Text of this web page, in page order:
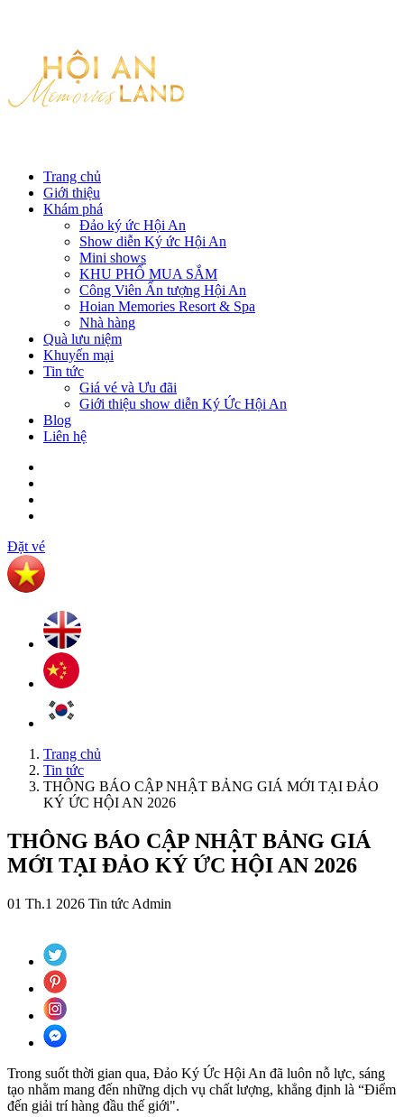
Trang chủ
Giới thiệu
Khám phá
Đảo ký ức Hội An
Show diễn Ký ức Hội An
Mini shows
KHU PHỐ MUA SẮM
Công Viên Ấn tượng Hội An
Hoian Memories Resort & Spa
Nhà hàng
Quà lưu niệm
Khuyến mại
Tin tức
Giá vé và Ưu đãi
Giới thiệu show diễn Ký Ức Hội An
Blog
Liên hệ
Đặt vé
Trang chủ
Tin tức
THÔNG BÁO CẬP NHẬT BẢNG GIÁ MỚI TẠI ĐẢO
KÝ ỨC HỘI AN 2026
THÔNG BÁO CẬP NHẬT BẢNG GIÁ
MỚI TẠI ĐẢO KÝ ỨC HỘI AN 2026
01 Th.1 2026 Tin tức Admin
Trong suốt thời gian qua, Đảo Ký Ức Hội An đã luôn nỗ lực, sáng
tạo nhằm mang đến những dịch vụ chất lượng, khẳng định là “Điểm
đến giải trí hàng đầu thế giới".